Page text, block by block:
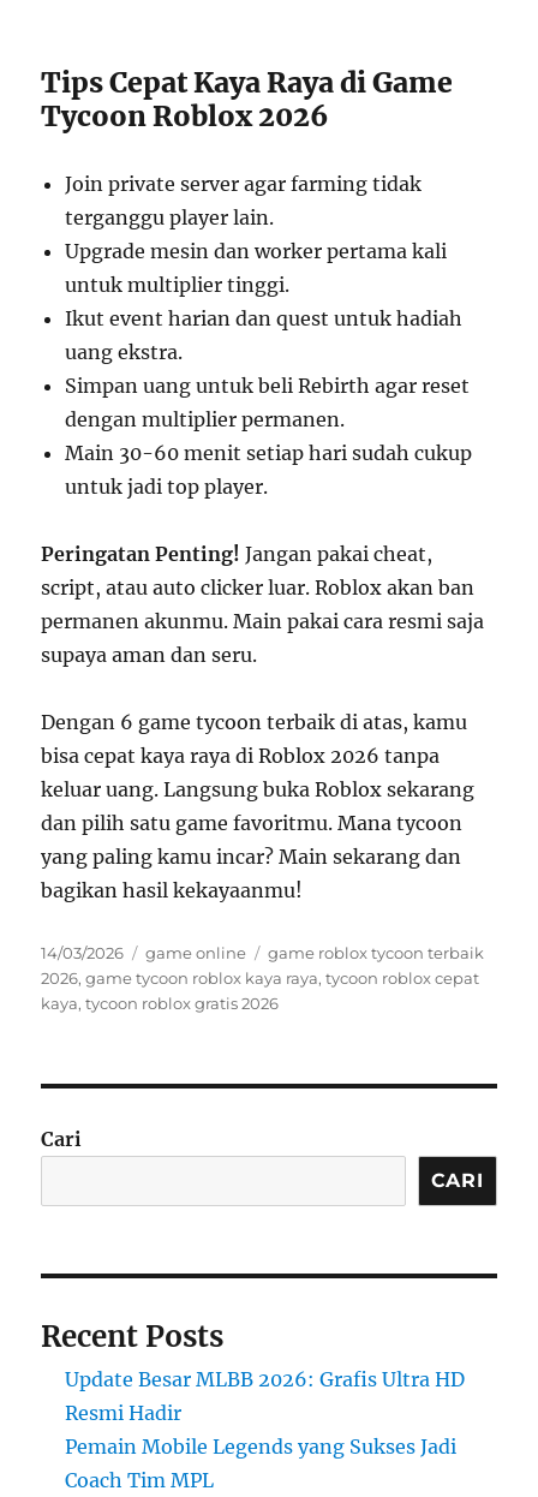
Tips Cepat Kaya Raya di Game
Tycoon Roblox 2026
Join private server agar farming tidak
terganggu player lain.
Upgrade mesin dan worker pertama kali
untuk multiplier tinggi.
Ikut event harian dan quest untuk hadiah
uang ekstra.
Simpan uang untuk beli Rebirth agar reset
dengan multiplier permanen.
Main 30-60 menit setiap hari sudah cukup
untuk jadi top player.
Peringatan Penting! Jangan pakai cheat,
script, atau auto clicker luar. Roblox akan ban
permanen akunmu. Main pakai cara resmi saja
supaya aman dan seru.
Dengan 6 game tycoon terbaik di atas, kamu
bisa cepat kaya raya di Roblox 2026 tanpa
keluar uang. Langsung buka Roblox sekarang
dan pilih satu game favoritmu. Mana tycoon
yang paling kamu incar? Main sekarang dan
bagikan hasil kekayaanmu!
Posted
on
14/03/2026 Categories
game online Tags
game roblox tycoon terbaik
2026,game tycoon roblox kaya raya,tycoon roblox cepat
kaya,tycoon roblox gratis 2026
Cari
CARI
Recent Posts
Update Besar MLBB 2026: Grafis Ultra HD
Resmi Hadir
Pemain Mobile Legends yang Sukses Jadi
Coach Tim MPL